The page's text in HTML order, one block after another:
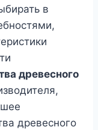
в
древесного
древесного